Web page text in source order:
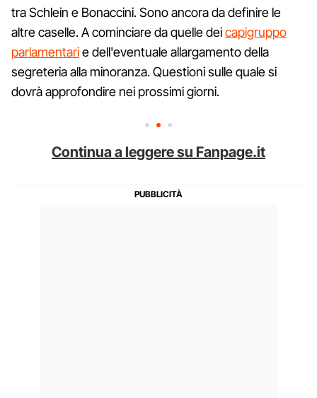
tra Schlein e Bonaccini. Sono ancora da definire le
altre caselle. A cominciare da quelle deicapigruppo
parlamentarie dell'eventuale allargamento della
segreteria alla minoranza. Questioni sulle quale si
dovrà approfondire nei prossimi giorni.
Continua a leggere su Fanpage.it